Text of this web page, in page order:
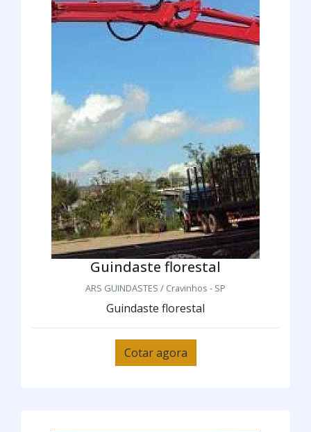
Guindaste florestal
ARS GUINDASTES / Cravinhos - SP
Guindaste florestal
Cotar agora